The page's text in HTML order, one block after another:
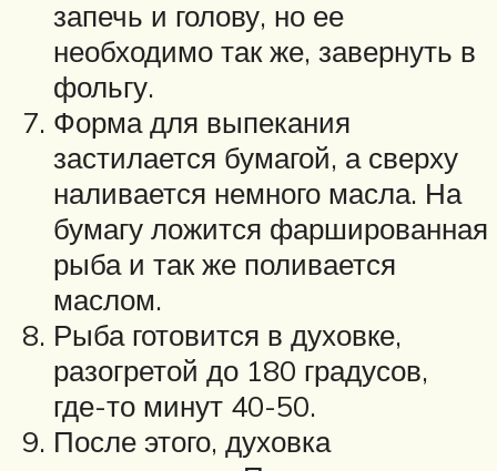
запечь и голову, но ее
необходимо так же, завернуть в
фольгу.
Форма для выпекания
застилается бумагой, а сверху
наливается немного масла. На
бумагу ложится фаршированная
рыба и так же поливается
маслом.
Рыба готовится в духовке,
разогретой до 180 градусов,
где-то минут 40-50.
После этого, духовка